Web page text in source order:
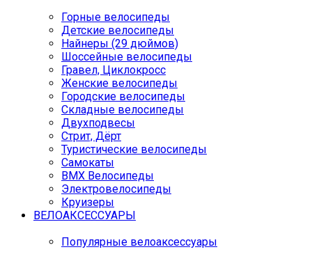
Горные велосипеды
Детские велосипеды
Найнеры (29 дюймов)
Шоссейные велосипеды
Гравел, Циклокросс
Женские велосипеды
Городcкие велосипеды
Складные велосипеды
Двухподвесы
Стрит, Дёрт
Туристические велосипеды
Самокаты
BMX Велосипеды
Электровелосипеды
Круизеры
ВЕЛОАКСЕССУАРЫ
Популярные велоаксессуары